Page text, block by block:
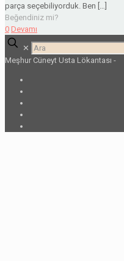
parça seçebiliyorduk. Ben […]
Beğendiniz mi?
0 Devamı
✕
Meşhur Cüneyt Usta Lökantası -